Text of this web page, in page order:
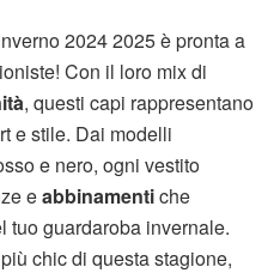
2024 2025 è pronta a
Con il loro mix di
, questi capi rappresentano
e stile. Dai modelli
e nero, ogni vestito
eabbinamentiche
tuo guardaroba invernale.
chic di questa stagione,